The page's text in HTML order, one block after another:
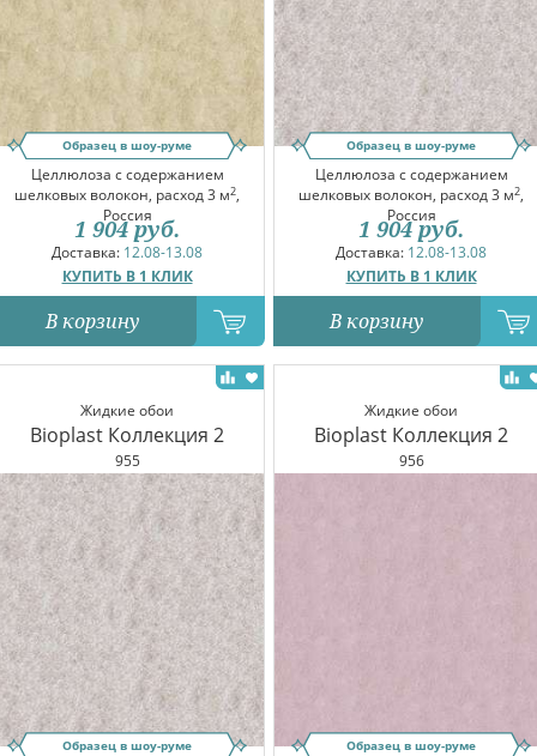
Образец в шоу-руме
Целлюлоза с содержанием
шелковых волокон, расход 3 м2,
Россия
Доставка: 12.08-13.08
КУПИТЬ В 1 КЛИК
1 904 руб.
В корзину
Образец в шоу-руме
Целлюлоза с содержанием
шелковых волокон, расход 3 м2,
Россия
Доставка: 12.08-13.08
КУПИТЬ В 1 КЛИК
1 904 руб.
В корзину
Жидкие обои
Bioplast Коллекция 2
955
Образец в шоу-руме
Жидкие обои
Bioplast Коллекция 2
956
Образец в шоу-руме